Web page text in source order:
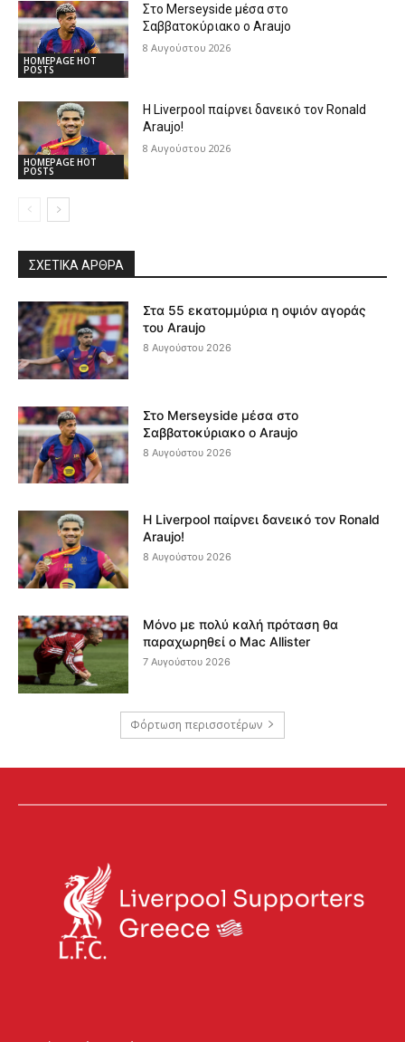
HOMEPAGE HOT
POSTS
Στο Merseyside μέσα στο
Σαββατοκύριακο ο Araujo
8 Αυγούστου 2026
HOMEPAGE HOT
POSTS
Η Liverpool παίρνει δανεικό τον Ronald
Araujo!
8 Αυγούστου 2026
ΣΧΕΤΙΚΆ ΆΡΘΡΑ
Στα 55 εκατομμύρια η οψιόν αγοράς
του Araujo
8 Αυγούστου 2026
Στο Merseyside μέσα στο
Σαββατοκύριακο ο Araujo
8 Αυγούστου 2026
Η Liverpool παίρνει δανεικό τον Ronald
Araujo!
8 Αυγούστου 2026
Μόνο με πολύ καλή πρόταση θα
παραχωρηθεί ο Mac Allister
7 Αυγούστου 2026
Φόρτωση περισσοτέρων